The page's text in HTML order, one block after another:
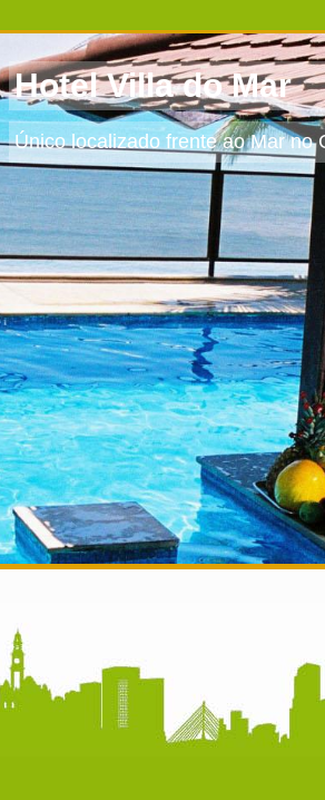
Hotel Villa do Mar
Único localizado frente ao Mar no